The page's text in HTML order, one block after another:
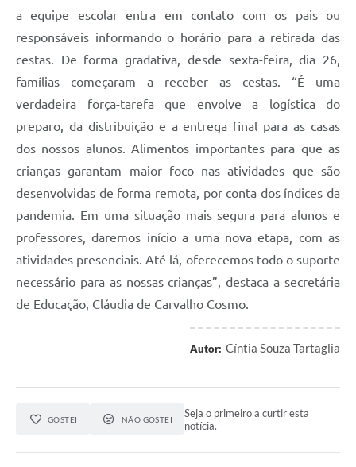
a equipe escolar entra em contato com os pais ou
responsáveis informando o horário para a retirada das
cestas. De forma gradativa, desde sexta-feira, dia 26,
famílias começaram a receber as cestas. “É uma
verdadeira força-tarefa que envolve a logística do
preparo, da distribuição e a entrega final para as casas
dos nossos alunos. Alimentos importantes para que as
crianças garantam maior foco nas atividades que são
desenvolvidas de forma remota, por conta dos índices da
pandemia. Em uma situação mais segura para alunos e
professores, daremos início a uma nova etapa, com as
atividades presenciais. Até lá, oferecemos todo o suporte
necessário para as nossas crianças”, destaca a secretária
de Educação, Cláudia de Carvalho Cosmo.
Autor: Cíntia Souza Tartaglia
GOSTEI NÃO GOSTEI
Seja o primeiro a curtir esta
notícia.